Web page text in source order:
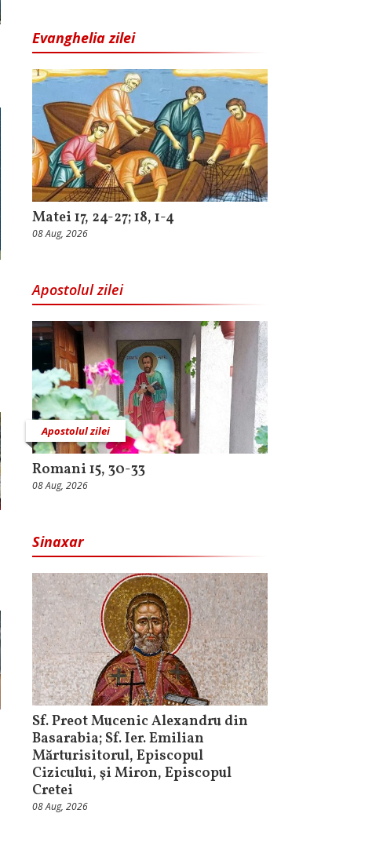
Evanghelia zilei
Matei 17, 24-27; 18, 1-4
08 Aug, 2026
Apostolul zilei
Apostolul zilei
Romani 15, 30-33
08 Aug, 2026
Sinaxar
Sf. Preot Mucenic Alexandru din
Basarabia; Sf. Ier. Emilian
Mărturisitorul, Episcopul
Cizicului, şi Miron, Episcopul
Cretei
08 Aug, 2026